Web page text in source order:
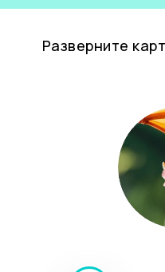
Разверните